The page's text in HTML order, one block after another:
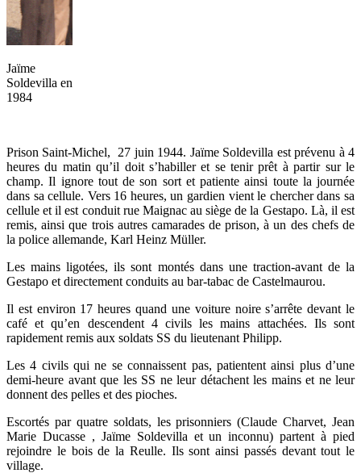
Jaïme
Soldevilla en
1984
Prison Saint-Michel, 27 juin 1944. Jaïme Soldevilla est prévenu à 4
heures du matin qu’il doit s’habiller et se tenir prêt à partir sur le
champ. Il ignore tout de son sort et patiente ainsi toute la journée
dans sa cellule. Vers 16 heures, un gardien vient le chercher dans sa
cellule et il est conduit rue Maignac au siège de la Gestapo. Là, il est
remis, ainsi que trois autres camarades de prison, à un des chefs de
la police allemande, Karl Heinz Müller.
Les mains ligotées, ils sont montés dans une traction-avant de la
Gestapo et directement conduits au bar-tabac de Castelmaurou.
Il est environ 17 heures quand une voiture noire s’arrête devant le
café et qu’en descendent 4 civils les mains attachées. Ils sont
rapidement remis aux soldats SS du lieutenant Philipp.
Les 4 civils qui ne se connaissent pas, patientent ainsi plus d’une
demi-heure avant que les SS ne leur détachent les mains et ne leur
donnent des pelles et des pioches.
Escortés par quatre soldats, les prisonniers (Claude Charvet, Jean
Marie Ducasse , Jaïme Soldevilla et un inconnu) partent à pied
rejoindre le bois de la Reulle. Ils sont ainsi passés devant tout le
village.